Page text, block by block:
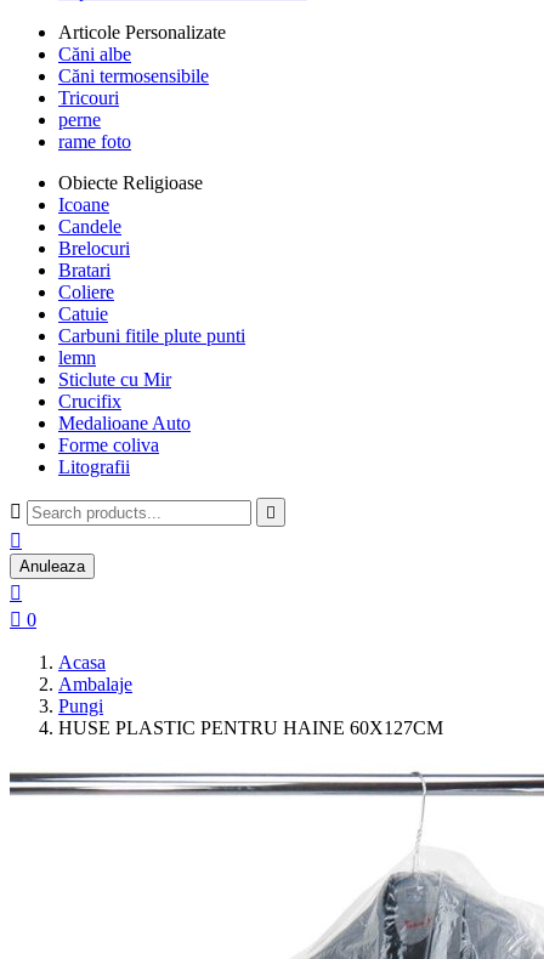
Articole Personalizate
Căni albe
Căni termosensibile
Tricouri
perne
rame foto
Obiecte Religioase
Icoane
Candele
Brelocuri
Bratari
Coliere
Catuie
Carbuni fitile plute punti
lemn
Sticlute cu Mir
Crucifix
Medalioane Auto
Forme coliva
Litografii
 

Anuleaza

 0
Acasa
Ambalaje
Pungi
HUSE PLASTIC PENTRU HAINE 60X127CM